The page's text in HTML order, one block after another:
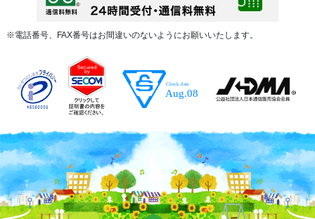
※電話番号、FAX番号はお間違いのないようにお願いいたします。